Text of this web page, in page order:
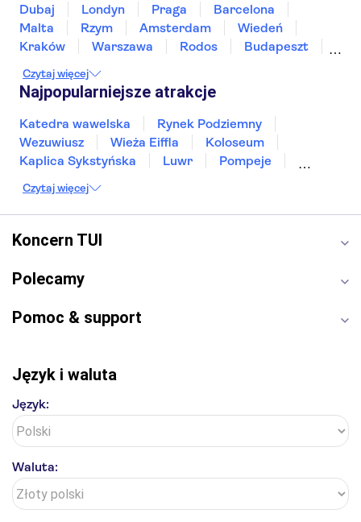
Dubaj Londyn Praga
Barcelona
Malta
Rzym Amsterdam
Wiedeń
Kraków
Warszawa Rodos
Budapeszt
Poznań
Sopot Gdynia
Czytaj więcej
Najpopularniejsze atrakcje
Katedra wawelska
Rynek Podziemny
Wezuwiusz
Wieża Eiffla
Koloseum
Kaplica Sykstyńska
Luwr
Pompeje
Akropol
Wawel
Park Güell
Alhambra
Caminito del Rey
Energylandia
Czytaj więcej
Koncern TUI
Polecamy
Pomoc & support
Język i waluta
Język:
Waluta: